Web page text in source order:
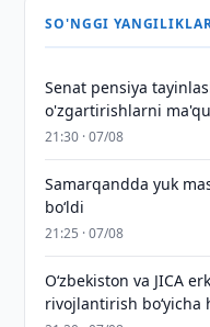
SO'NGGI
Senat pensiya
o'zgartirishlarni
21:30 · 07/08
Samarqandda yuk
bo‘ldi
21:25 · 07/08
Oʻzbekiston va JICA
rivojlantirish